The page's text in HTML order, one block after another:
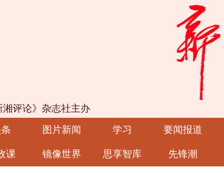
评论》杂志社主办
图片新闻 学习 要闻报道
课 镜像世界 思享智库 先锋潮